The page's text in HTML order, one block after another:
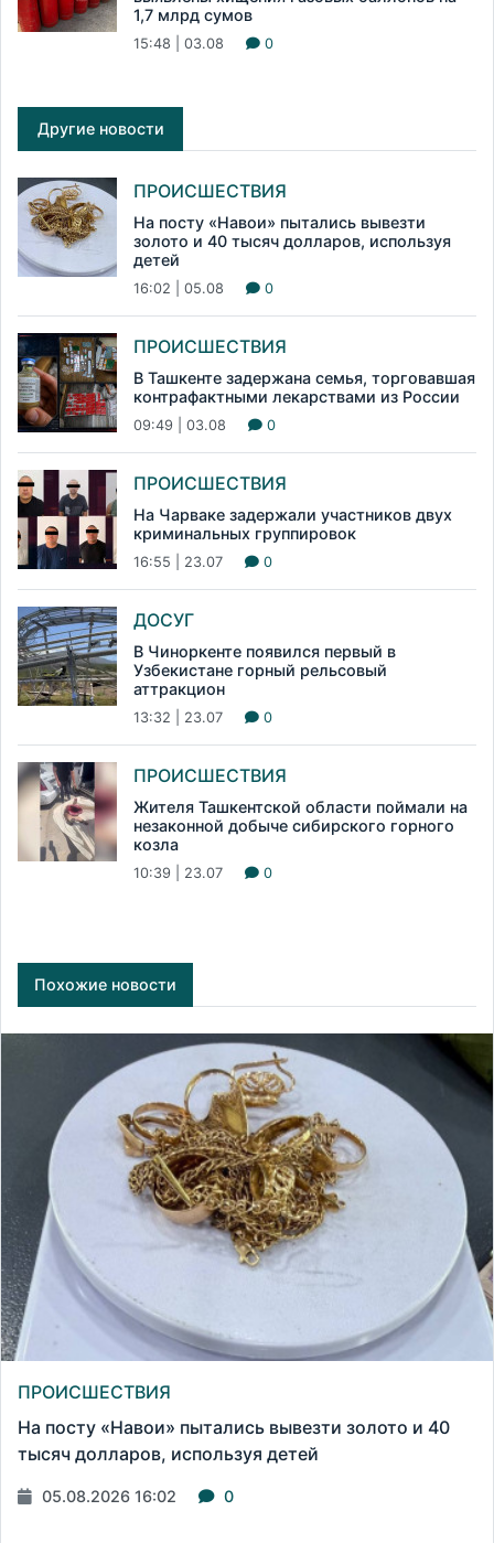
1,7 млрд сумов
15:48 | 03.08 0
Другие новости
ПРОИСШЕСТВИЯ
На посту «Навои» пытались вывезти
золото и 40 тысяч долларов, используя
детей
16:02 | 05.08 0
ПРОИСШЕСТВИЯ
В Ташкенте задержана семья, торговавшая
контрафактными лекарствами из России
09:49 | 03.08 0
ПРОИСШЕСТВИЯ
На Чарваке задержали участников двух
криминальных группировок
16:55 | 23.07 0
ДОСУГ
В Чиноркенте появился первый в
Узбекистане горный рельсовый
аттракцион
13:32 | 23.07 0
ПРОИСШЕСТВИЯ
Жителя Ташкентской области поймали на
незаконной добыче сибирского горного
козла
10:39 | 23.07 0
Похожие новости
ПРОИСШЕСТВИЯ
На посту «Навои» пытались вывезти золото и 40
тысяч долларов, используя детей
05.08.2026 16:02 0